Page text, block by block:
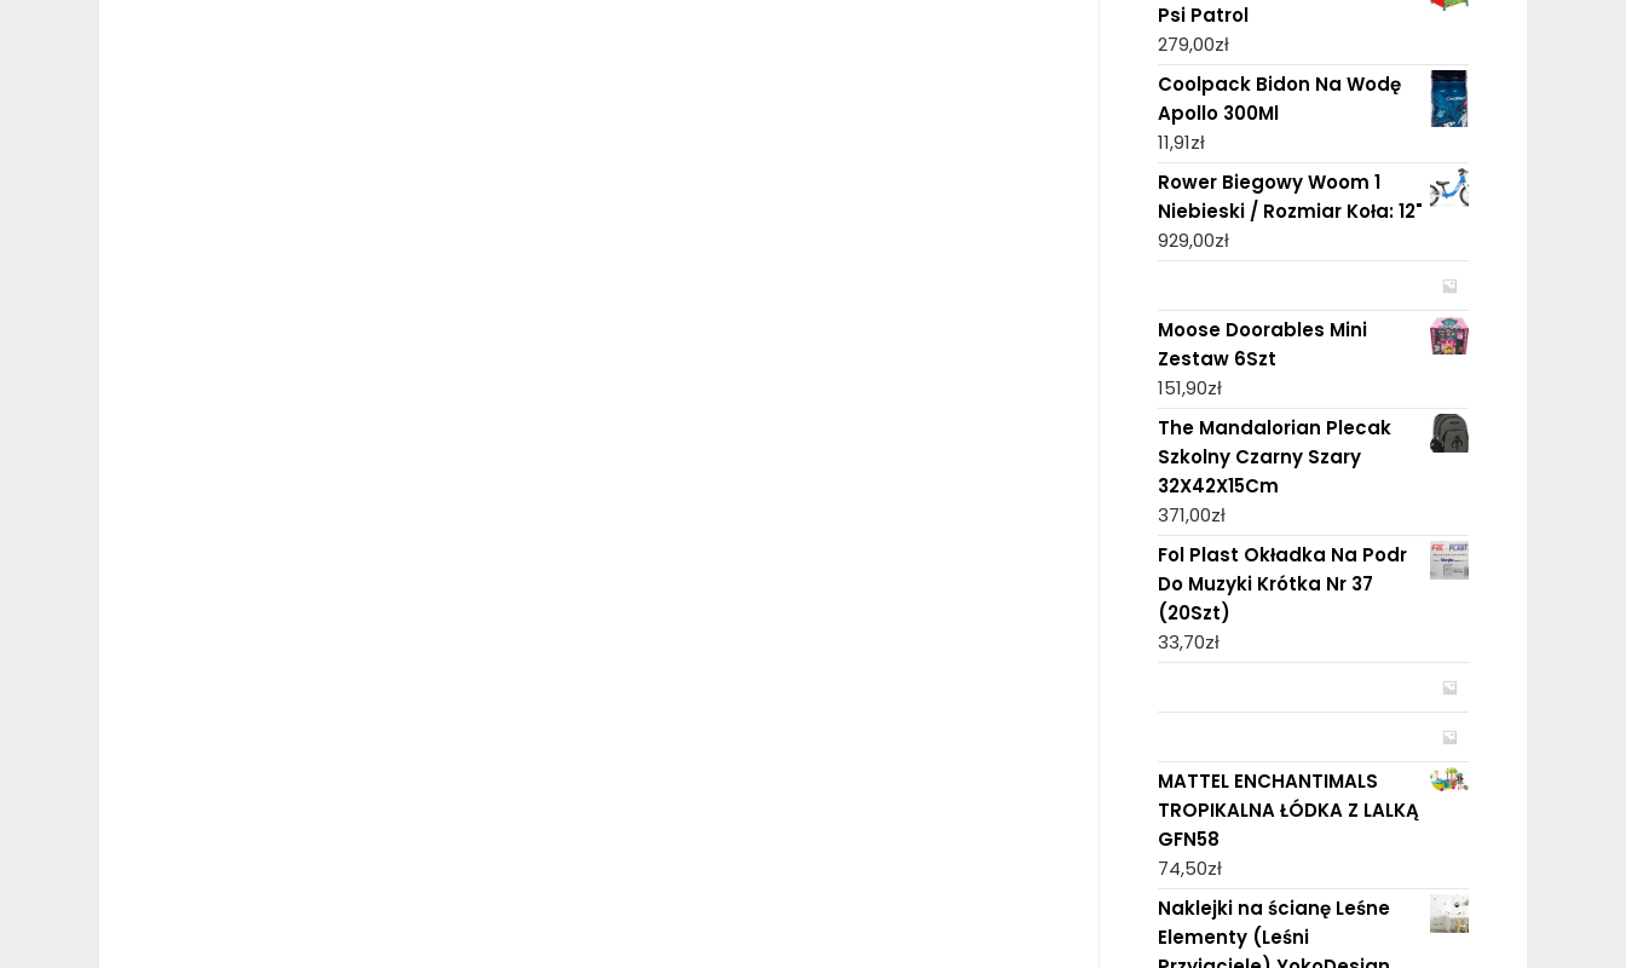
Psi Patrol
279,00zł
Coolpack Bidon Na Wodę
Apollo 300Ml
11,91zł
Rower Biegowy Woom 1
Niebieski / Rozmiar Koła: 12"
929,00zł
Moose Doorables Mini
Zestaw 6Szt
151,90zł
The Mandalorian Plecak
Szkolny Czarny Szary
32X42X15Cm
371,00zł
Fol Plast Okładka Na Podr
Do Muzyki Krótka Nr 37
(20Szt)
33,70zł
MATTEL ENCHANTIMALS
TROPIKALNA ŁÓDKA Z LALKĄ
GFN58
74,50zł
Naklejki na ścianę Leśne
Elementy (Leśni